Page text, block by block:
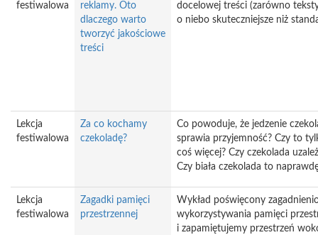
festiwalowa
reklamy. Oto
dlaczego warto
tworzyć jakościowe
treści
docelowej treści (zarówno
o niebo skuteczniejsze niż
Lekcja
festiwalowa
Za co kochamy
czekoladę?
Co powoduje, że jedzenie
sprawia przyjemność? Czy to
coś więcej? Czy czekolada
Czy biała czekolada to
Lekcja
festiwalowa
Zagadki pamięci
przestrzennej
Wykład poświęcony
wykorzystywania pamięci
i zapamiętujemy przestrzeń